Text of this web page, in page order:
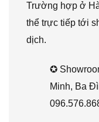
Trường hợp ở
thể trực tiếp tới
dịch.
✪
Minh, Ba